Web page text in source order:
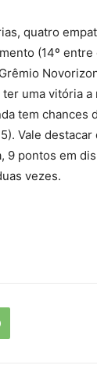
quatro
(14º
uma vitória a
tem chances
Vale
pontos em
vezes.